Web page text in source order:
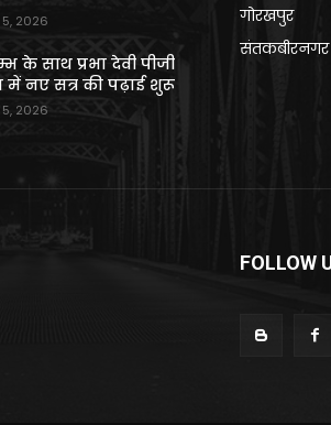
2026
के साथ प्रभा देवी पीजी
नए सत्र की पढ़ाई शुरू
2026
गोरखपुर
संतकबीरनगर
FOLLOW